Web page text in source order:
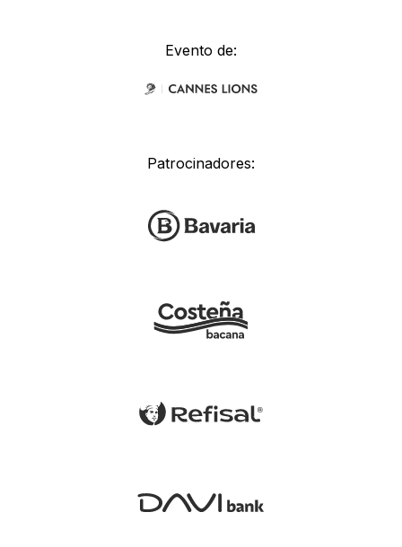
Evento de:
Patrocinadores: